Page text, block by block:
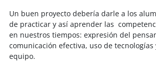
Un buen proyecto debería darle a los
de practicar y así aprender las
en nuestros tiempos: expresión del
comunicación efectiva, uso de tecnologías
equipo.